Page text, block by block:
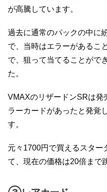
が高騰しています。
過去に通常のパックの中に
で、当時はエラーがあるこ
で、狙って当てることがで
た。
VMAXのリザードンSRは発
ラーカードがあったと発覚
す。
元々1700円で買えるスター
て、現在の価格は20倍まで